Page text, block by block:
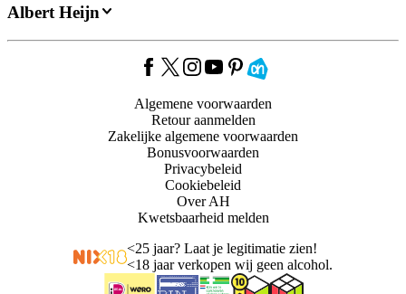
Albert Heijn
Algemene voorwaarden
Retour aanmelden
Zakelijke algemene voorwaarden
Bonusvoorwaarden
Privacybeleid
Cookiebeleid
Over AH
Kwetsbaarheid melden
<25 jaar? Laat je legitimatie zien!
<18 jaar verkopen wij geen alcohol.